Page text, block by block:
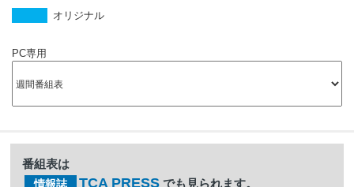
オリジナル
PC専用
番組表は
情報誌 TCA PRESS でも見られます。